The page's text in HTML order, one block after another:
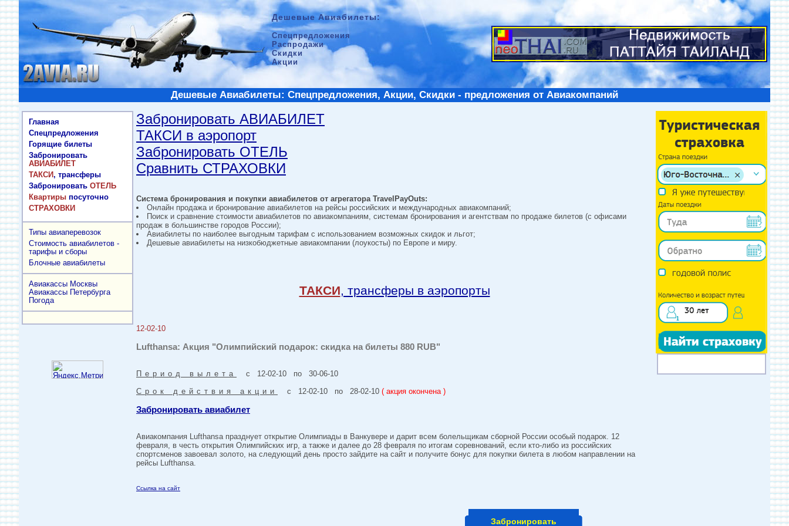
Дешевые Авиабилеты:
Спецпредложения
Распродажи
Скидки
Акции
Дешевые Авиабилеты: Спецпредложения, Акции, Скидки - предложения от Авиакомпаний
Главная
Спецпредложения
Горящие билеты
Забронировать
АВИАБИЛЕТ
ТАКСИ, трансферы
Забронировать ОТЕЛЬ
Квартиры посуточно
СТРАХОВКИ
Типы авиаперевозок
Стоимость авиабилетов -
тарифы и сборы
Блочные авиабилеты
Авиакассы Москвы
Авиакассы Петербурга
Погода
Забронировать АВИАБИЛЕТ
ТАКСИ в аэропорт
Забронировать ОТЕЛЬ
Сравнить СТРАХОВКИ
Система бронирования и покупки авиабилетов от агрегатора TravelPayOuts:
Онлайн продажа и бронирование авиабилетов на рейсы российских и международных авиакомпаний;
Поиск и сравнение стоимости авиабилетов по авиакомпаниям, системам бронирования и агентствам по продаже билетов (с офисами
продаж в большинстве городов России);
Авиабилеты по наиболее выгодным тарифам с использованием возможных скидок и льгот;
Дешевые авиабилеты на низкобюджетные авиакомпании (лоукосты) по Европе и миру.
ТАКСИ, трансферы в аэропорты
12-02-10
Lufthansa: Акция "Олимпийский подарок: скидка на билеты 880 RUB"
Период вылета
с 12-02-10 по 30-06-10
Срок действия акции
с 12-02-10 по 28-02-10 ( акция окончена )
Забронировать авиабилет
Авиакомпания Lufthansa празднует открытие Олимпиады в Ванкувере и дарит всем болельщикам сборной России особый подарок. 12
февраля, в честь открытия Олимпийских игр, а также и далее до 28 февраля по итогам соревнований, если кто-либо из российских
спортсменов завоевал золото, на следующий день просто зайдите на сайт и получите бонус для покупки билета в любом направлении на
рейсы Lufthansa.
Ссылка на сайт
Забронировать